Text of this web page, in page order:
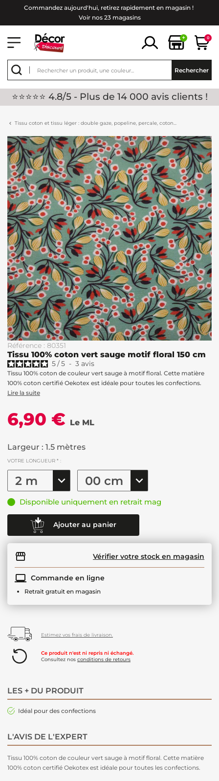
Commandez aujourd'hui, retirez rapidement en magasin !
Voir nos 23 magasins
+ 0
Rechercher
⭐⭐⭐⭐⭐ 4.8/5 - Plus de 14 000 avis clients !
Tissu coton et tissu léger : double gaze, popeline, percale, coton...
Référence : 80351
Tissu 100% coton vert sauge motif floral 150 cm
5/5 - 3 avis
Tissu 100% coton de couleur vert sauge à motif floral. Cette matière
100% coton certifié Oekotex est idéale pour toutes les confections.
Lire la suite
6,90 € Le ML
Largeur : 1.5 mètres
VOTRE LONGUEUR * :
Disponible uniquement en retrait mag
Ajouter au panier
Vérifier votre stock en magasin
Commande en ligne
Retrait gratuit en magasin
Estimez vos frais de livraison.
Ce produit n'est ni repris ni échangé.
Consultez nos conditions de retours
LES + DU PRODUIT
Idéal pour des confections
L'AVIS DE L'EXPERT
Tissu 100% coton de couleur vert sauge à motif floral. Cette matière
100% coton certifié Oekotex est idéale pour toutes les confections.